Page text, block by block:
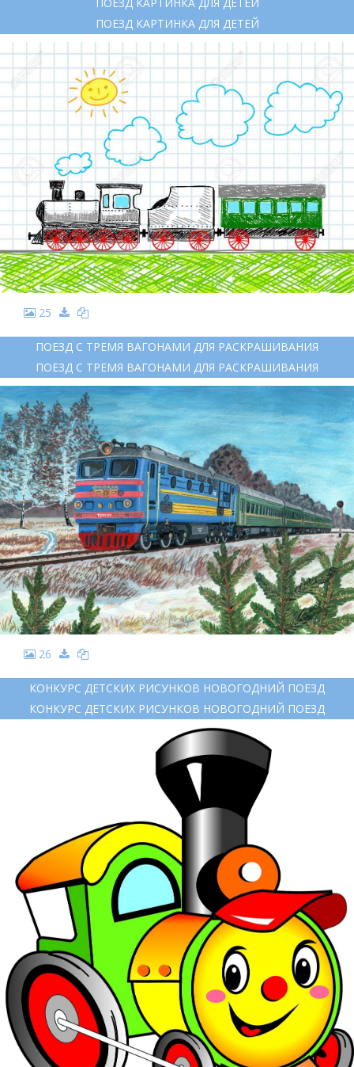
ПОЕЗД КАРТИНКА ДЛЯ ДЕТЕЙ
25
ПОЕЗД С ТРЕМЯ ВАГОНАМИ ДЛЯ РАСКРАШИВАНИЯ
ПОЕЗД С ТРЕМЯ ВАГОНАМИ ДЛЯ РАСКРАШИВАНИЯ
26
КОНКУРС ДЕТСКИХ РИСУНКОВ НОВОГОДНИЙ ПОЕЗД
КОНКУРС ДЕТСКИХ РИСУНКОВ НОВОГОДНИЙ ПОЕЗД